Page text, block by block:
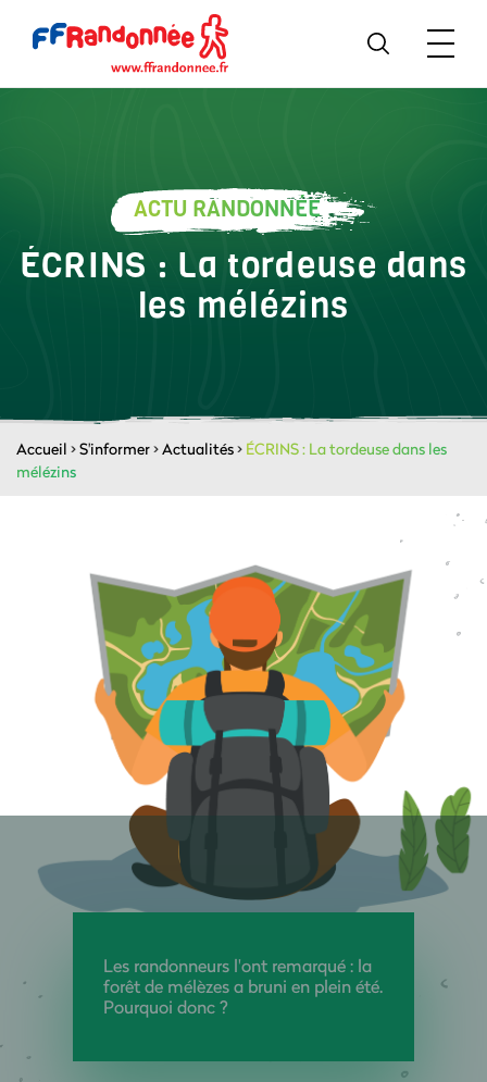
ACTU RANDONNÉE
ÉCRINS : La tordeuse dans
les mélézins
Accueil >S'informer>Actualités> ÉCRINS : La tordeuse dans les
mélézins
Les randonneurs l'ont remarqué : la
forêt de mélèzes a bruni en plein été.
Pourquoi donc ?